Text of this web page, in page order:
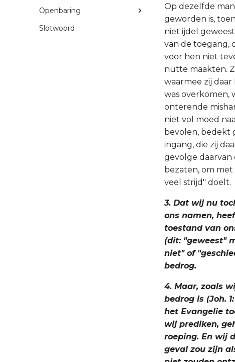
Openbaring
Slotwoord
Op dezelfde
geworden is,
niet ijdel
van de toegang,
voor hen niet
nutte maakten.
waarmee zij
was overkomen,
onterende
niet vol moed
bevolen, bedekt
ingang, die zij
gevolge daarvan
bezaten, om
veel strijd" doelt.
3. Dat wij nu
ons namen,
toestand van
(dit: "geweest"
niet" of
bedrog.
4. Maar, zoals
bedrog is (Joh.
het Evangelie
wij prediken,
roeping. En wij
geval zou zijn